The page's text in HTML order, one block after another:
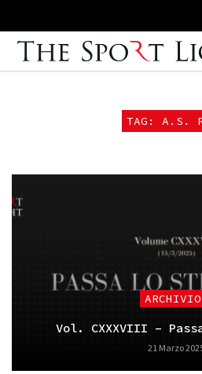
TAG: A.S.
ARCHIVIO
Vol. CXXXVIII –
21 Marzo